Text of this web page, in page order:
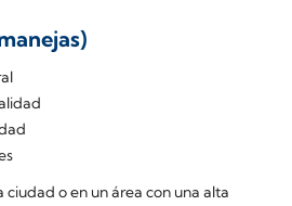
ciudad o en un área con una alta